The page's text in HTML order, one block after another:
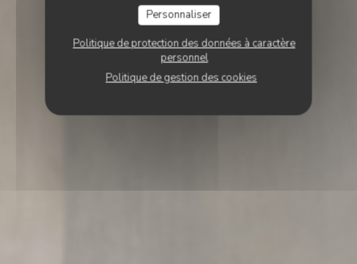
Personnaliser
Politique de protection des données à caractère
personnel
Politique de gestion des cookies